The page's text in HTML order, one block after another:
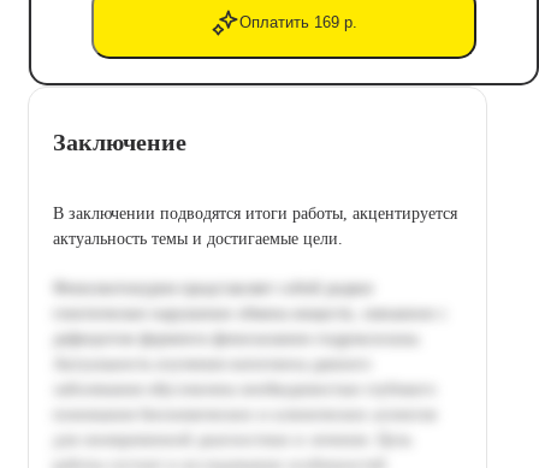
Оплатить 169 р.
Заключение
В заключении подводятся итоги работы, акцентируется
актуальность темы и достигаемые цели.